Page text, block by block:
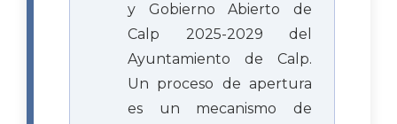
y Gobierno Abierto de
Calp 2025-2029 del
Ayuntamiento de Calp.
Un proceso de apertura
es un mecanismo de